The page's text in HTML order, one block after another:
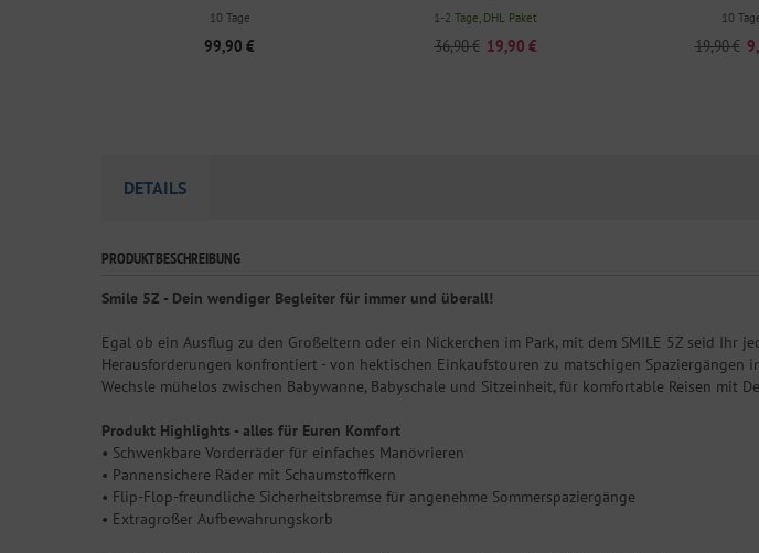
10 Tage
99,90 €
1-2 Tage, DHL Paket
36,90 € 19,90 €
10
19,90 €
DETAILS
PRODUKTBESCHREIBUNG
Smile 5Z - Dein wendiger Begleiter für immer und überall!
Egal ob ein Ausflug zu den Großeltern oder ein Nickerchen im Park, mit dem SMILE 5Z seid
Herausforderungen konfrontiert - von hektischen Einkaufstouren zu matschigen
Wechsle mühelos zwischen Babywanne, Babyschale und Sitzeinheit, für komfortable Reisen mit
Produkt Highlights - alles für Euren Komfort
• Schwenkbare Vorderräder für einfaches Manövrieren
• Pannensichere Räder mit Schaumstoffkern
• Flip-Flop-freundliche Sicherheitsbremse für angenehme Sommerspaziergänge
• Extragroßer Aufbewahrungskorb